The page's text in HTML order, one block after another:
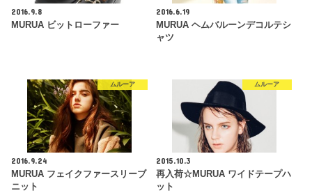
2016.9.8
MURUA ビットローファー
2016.6.19
MURUA ヘムバルーンデコルテシ
ャツ
ムルーア
2016.9.24
MURUA フェイクファースリーブ
ニット
ムルーア
2015.10.3
再入荷☆MURUA ワイドテープハ
ット